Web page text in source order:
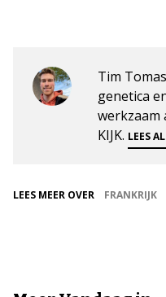
Tim
genetica
werkzaam
KIJK. LEES
LEES MEER OVER FRANKRIJK